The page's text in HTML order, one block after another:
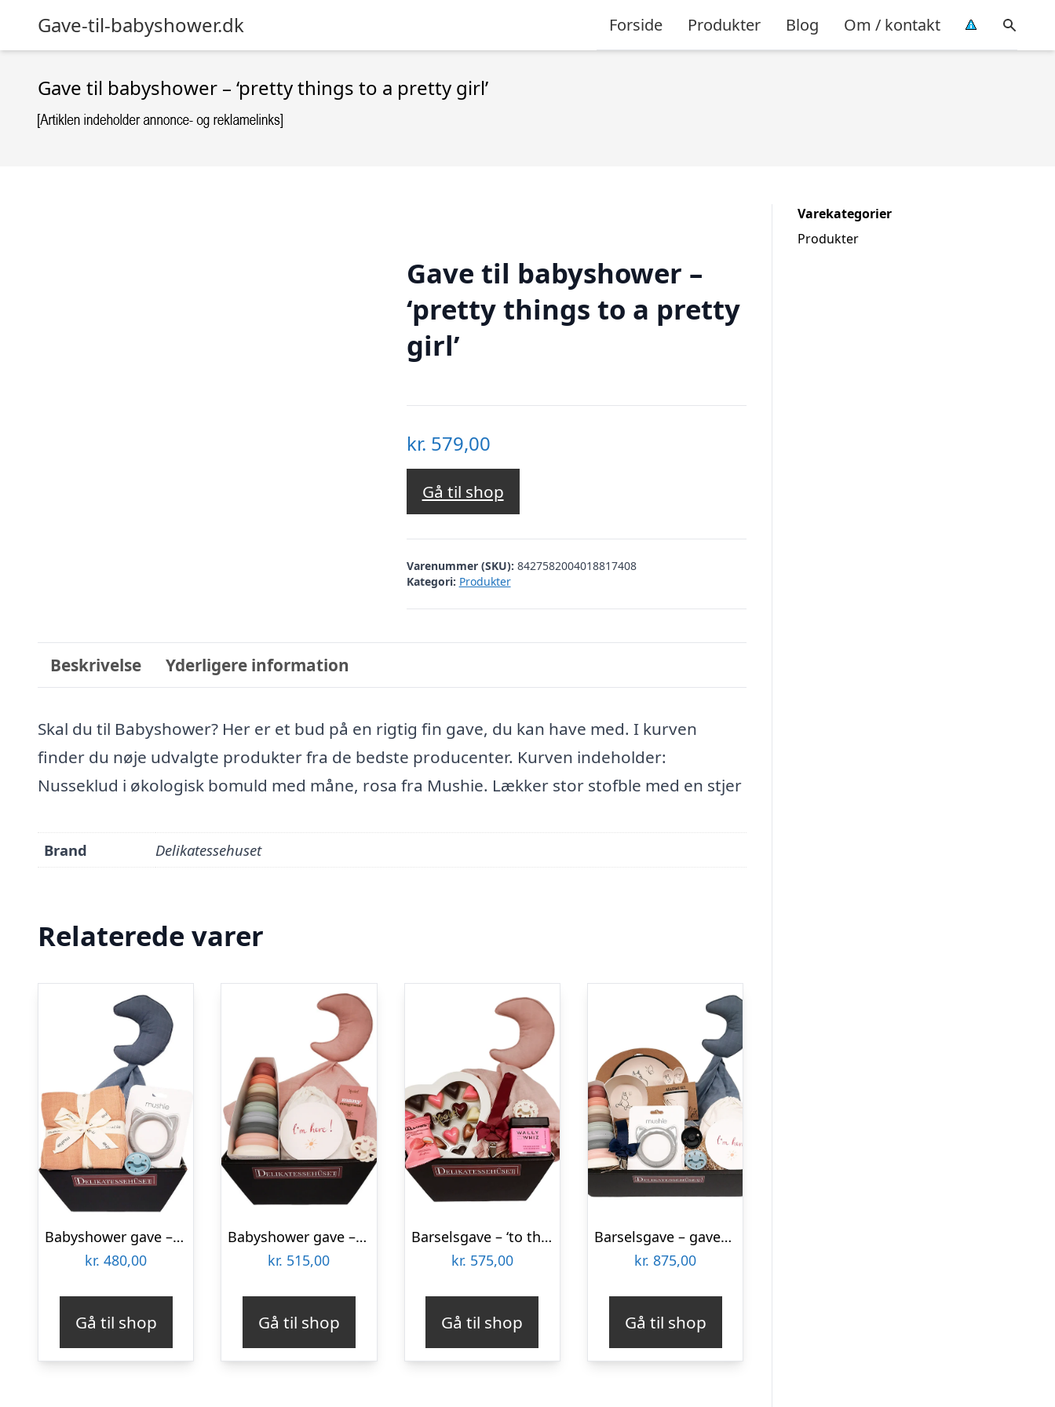
Gave-til-babyshower.dk Forside Produkter Blog Om / kontakt
Gave til babyshower – ‘pretty things to a pretty girl’
Gave til babyshower –
‘pretty things to a pretty
girl’
kr. 579,00
Gå til shop
Varenummer (SKU): 8427582004018817408
Kategori: Produkter
Beskrivelse Yderligere information
Skal du til Babyshower? Her er et bud på en rigtig fin gave, du kan have med. I kurven
finder du nøje udvalgte produkter fra de bedste producenter. Kurven indeholder:
Nusseklud i økologisk bomuld med måne, rosa fra Mushie. Lækker stor stofble med en stjer
Brand Delikatessehuset
Relaterede varer
Babyshower gave – blå forkælelse til den lille dreng
kr. 480,00
Gå til shop
Babyshower gave – ‘hello babygirl’
kr. 515,00
Gå til shop
Barselsgave – ‘to the moon and back’
kr. 575,00
Gå til shop
Barselsgave – gavekurv med blå luksusforkælelse til den lille babydreng
kr. 875,00
Gå til shop
Varekategorier
Produkter